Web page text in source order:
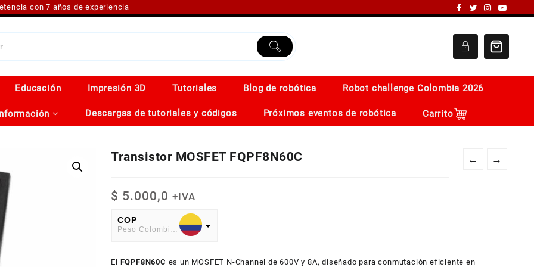
con 7 años de experiencia
Educación Impresión 3D Tutoriales Blog de robótica Robot challenge Colombia 2026
Descargas de tutoriales y códigos Próximos eventos de robótica Carrito
← →
Transistor MOSFET FQPF8N60C
$ 5.000,0 +IVA
COP
Peso Colombiano
American Dollar
El FQPF8N60C es un MOSFET N-Channel de 600V y 8A, diseñado para conmutación eficiente en